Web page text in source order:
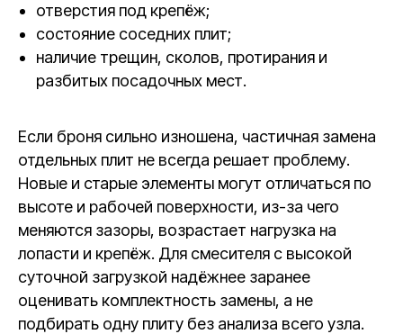
отверстия под крепёж;
состояние соседних плит;
наличие трещин, сколов, протирания и
разбитых посадочных мест.
Если броня сильно изношена, частичная замена
отдельных плит не всегда решает проблему.
Новые и старые элементы могут отличаться по
высоте и рабочей поверхности, из-за чего
меняются зазоры, возрастает нагрузка на
лопасти и крепёж. Для смесителя с высокой
суточной загрузкой надёжнее заранее
оценивать комплектность замены, а не
подбирать одну плиту без анализа всего узла.